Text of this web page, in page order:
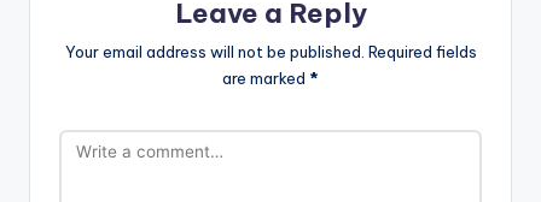
Leave a Reply
Your email address will not be published. Required fields
are marked *